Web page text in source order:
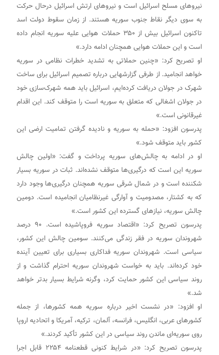
نیروهای مسلح اسرائیل است و نیروهای ارتش اسرائیل درحال حرکت
به سوی دیگر نقاط جنوب سوریه هستند. از زمان سقوط دولت اسد
تاکنون اسرائیل بیش از ۳۵۰ حملات هوایی علیه سوریه انجام داده
است و این حملات هوایی همچنان ادامه دارد.»
او تصریح کرد: «چنین حملاتی به تشدید خطرات نظامی در سوریه
خواهد انجامید. از طرفی گزارشهایی درباره تصمیم اسرائیل برای ساخت
شهرک در جولان دریافت کرده‌ایم، اسرائیل باید همه شهرک‌سازی خود
در جولان اشغالی که متعلق به سوریه است را متوقف کند. این اقدام
غیرقانونی است.»
پدرسون افزود: «حمله به سوریه و نادیده گرفتن تمامیت ارضی این
کشور باید متوقف شود.»
او در ادامه به چالش‌های سوریه پرداخت و گفت: «اولین چالش
سوریه این است که درگیری‌ها متوقف نشده‌اند. ثبات در سوریه بسیار
شکننده است و در شمال شرقی سوریه همچنان درگیری‌ها وجود دارد
که به کشتار، مصدومیت و آوارگی غیرنظامیان انجامیده است. دومین
چالش سوریه، نیازهای گسترده این کشور است.»
پدرسون تصریح کرد: «اقتصاد سوریه فروپاشیده است. ۹۰ درصد
شهروندان سوریه در فقر زندگی می‌کنند. سومین چالش این کشور،
سیاسی است. شهروندان سوریه فداکاری بسیاری برای تعیین آینده
خود کرده‌اند. باید به خواست شهروندان سوریه احترام گذاشت و از
روند سیاسی این کشور حمایت کرد، وگرنه شرایط بسیار بدتر خواهد
شد.»
او افزود: «در نشست اخیر درباره سوریه همه کشورها، از جمله
کشورهای عربی، انگلیس، فرانسه، آلمان، ترکیه، آمریکا و اتحادیه اروپا
روی سوریه‌ای ماندن روند سیاسی در این کشور تأکید کردند.»
پدرسون تصریح کرد: «در شرایط کنونی قطعنامه ۲۲۵۴ قابل اجرا